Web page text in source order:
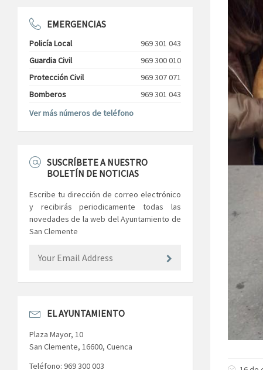
EMERGENCIAS
Policía Local
969 301 043
Guardia Civil
969 300 010
Protección Civil
969 307 071
Bomberos
969 301 043
Ver más números de teléfono
SUSCRÍBETE A NUESTRO
BOLETÍN DE NOTICIAS
Escribe tu dirección de correo electrónico
y recibirás periodicamente todas las
novedades de la web del Ayuntamiento de
San Clemente
EL AYUNTAMIENTO
Plaza Mayor, 10
San Clemente, 16600, Cuenca
Teléfono: 969 300 003